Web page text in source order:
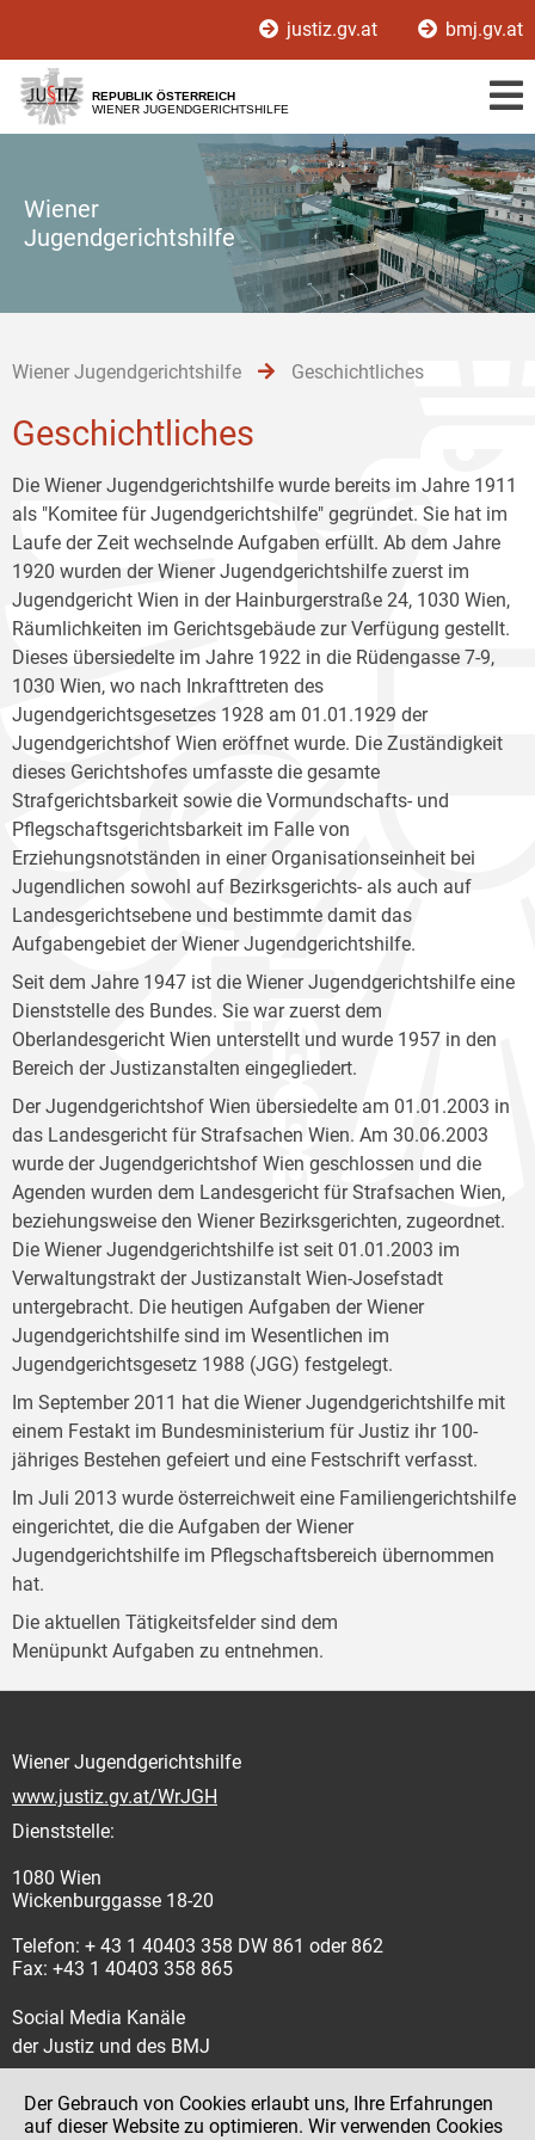
[1]
[2]
[3]
justiz.gv.at bmj.gv.at
REPUBLIK ÖSTERREICH
WIENER JUGENDGERICHTSHILFE
Wiener
Jugendgerichtshilfe
Wiener Jugendgerichtshilfe Geschichtliches
Geschichtliches
Die Wiener Jugendgerichtshilfe wurde bereits im Jahre 1911
als "Komitee für Jugendgerichtshilfe" gegründet. Sie hat im
Laufe der Zeit wechselnde Aufgaben erfüllt. Ab dem Jahre
1920 wurden der Wiener Jugendgerichtshilfe zuerst im
Jugendgericht Wien in der Hainburgerstraße 24, 1030 Wien,
Räumlichkeiten im Gerichtsgebäude zur Verfügung gestellt.
Dieses übersiedelte im Jahre 1922 in die Rüdengasse 7-9,
1030 Wien, wo nach Inkrafttreten des
Jugendgerichtsgesetzes 1928 am 01.01.1929 der
Jugendgerichtshof Wien eröffnet wurde. Die Zuständigkeit
dieses Gerichtshofes umfasste die gesamte
Strafgerichtsbarkeit sowie die Vormundschafts- und
Pflegschaftsgerichtsbarkeit im Falle von
Erziehungsnotständen in einer Organisationseinheit bei
Jugendlichen sowohl auf Bezirksgerichts- als auch auf
Landesgerichtsebene und bestimmte damit das
Aufgabengebiet der Wiener Jugendgerichtshilfe.
Seit dem Jahre 1947 ist die Wiener Jugendgerichtshilfe eine
Dienststelle des Bundes. Sie war zuerst dem
Oberlandesgericht Wien unterstellt und wurde 1957 in den
Bereich der Justizanstalten eingegliedert.
Der Jugendgerichtshof Wien übersiedelte am 01.01.2003 in
das Landesgericht für Strafsachen Wien. Am 30.06.2003
wurde der Jugendgerichtshof Wien geschlossen und die
Agenden wurden dem Landesgericht für Strafsachen Wien,
beziehungsweise den Wiener Bezirksgerichten, zugeordnet.
Die Wiener Jugendgerichtshilfe ist seit 01.01.2003 im
Verwaltungstrakt der Justizanstalt Wien-Josefstadt
untergebracht. Die heutigen Aufgaben der Wiener
Jugendgerichtshilfe sind im Wesentlichen im
Jugendgerichtsgesetz 1988 (JGG) festgelegt.
Im September 2011 hat die Wiener Jugendgerichtshilfe mit
einem Festakt im Bundesministerium für Justiz ihr 100-
jähriges Bestehen gefeiert und eine Festschrift verfasst.
Im Juli 2013 wurde österreichweit eine Familiengerichtshilfe
eingerichtet, die die Aufgaben der Wiener
Jugendgerichtshilfe im Pflegschaftsbereich übernommen
hat.
Die aktuellen Tätigkeitsfelder sind dem
Menüpunkt Aufgaben zu entnehmen.
Wiener Jugendgerichtshilfe
www.justiz.gv.at/WrJGH
Dienststelle:
1080 Wien
Wickenburggasse 18-20
Telefon: + 43 1 40403 358 DW 861 oder 862
Fax: +43 1 40403 358 865
Social Media Kanäle
der Justiz und des BMJ
Der Gebrauch von Cookies erlaubt uns, Ihre Erfahrungen
auf dieser Website zu optimieren. Wir verwenden Cookies